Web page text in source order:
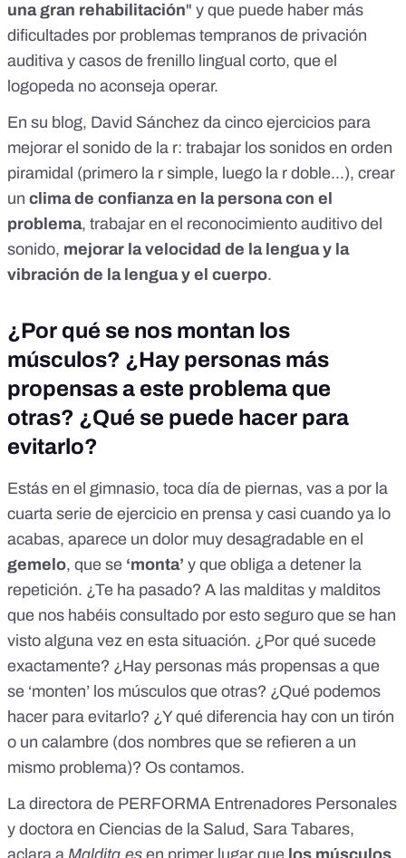
una gran rehabilitación" y que puede haber más
dificultades por problemas tempranos de privación
auditiva y casos de frenillo lingual corto, que el
logopeda no aconseja operar.
En su blog, David Sánchez da cinco ejercicios para
mejorar el sonido de la r: trabajar los sonidos en orden
piramidal (primero la r simple, luego la r doble...), crear
un clima de confianza en la persona con el
problema, trabajar en el reconocimiento auditivo del
sonido, mejorar la velocidad de la lengua y la
vibración de la lengua y el cuerpo.
¿Por qué se nos montan los
músculos? ¿Hay personas más
propensas a este problema que
otras? ¿Qué se puede hacer para
evitarlo?
Estás en el gimnasio, toca día de piernas, vas a por la
cuarta serie de ejercicio en prensa y casi cuando ya lo
acabas, aparece un dolor muy desagradable en el
gemelo, que se ‘monta’ y que obliga a detener la
repetición. ¿Te ha pasado? A las malditas y malditos
que nos habéis consultado por esto seguro que se han
visto alguna vez en esta situación. ¿Por qué sucede
exactamente? ¿Hay personas más propensas a que
se ‘monten’ los músculos que otras? ¿Qué podemos
hacer para evitarlo? ¿Y qué diferencia hay con un tirón
o un calambre (dos nombres que se refieren a un
mismo problema)? Os contamos.
La directora de PERFORMA Entrenadores Personales
y doctora en Ciencias de la Salud, Sara Tabares,